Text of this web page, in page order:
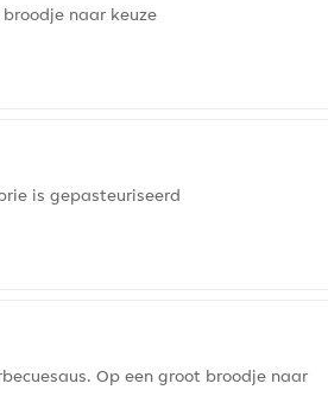
naar keuze
is gepasteuriseerd
Op een groot broodje naar